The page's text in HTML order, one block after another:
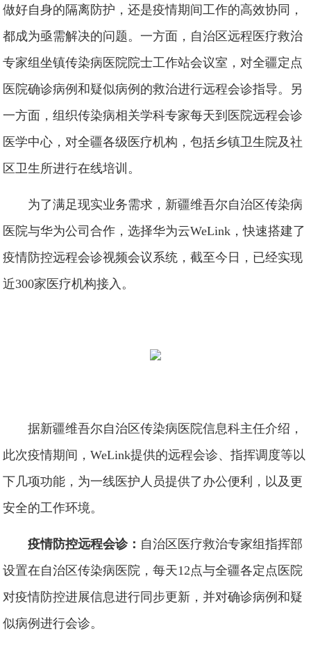
做好自身的隔离防护，还是疫情期间工作的高效协同，
都成为亟需解决的问题。一方面，自治区远程医疗救治
专家组坐镇传染病医院院士工作站会议室，对全疆定点
医院确诊病例和疑似病例的救治进行远程会诊指导。另
一方面，组织传染病相关学科专家每天到医院远程会诊
医学中心，对全疆各级医疗机构，包括乡镇卫生院及社
区卫生所进行在线培训。
为了满足现实业务需求，新疆维吾尔自治区传染病
医院与华为公司合作，选择华为云WeLink，快速搭建了
疫情防控远程会诊视频会议系统，截至今日，已经实现
近300家医疗机构接入。
据新疆维吾尔自治区传染病医院信息科主任介绍，
此次疫情期间，WeLink提供的远程会诊、指挥调度等以
下几项功能，为一线医护人员提供了办公便利，以及更
安全的工作环境。
疫情防控远程会诊： 自治区医疗救治专家组指挥部
设置在自治区传染病医院，每天12点与全疆各定点医院
对疫情防控进展信息进行同步更新，并对确诊病例和疑
似病例进行会诊。